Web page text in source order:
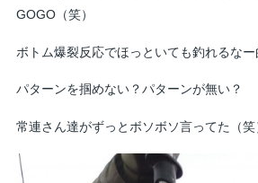
GOGO（笑）
ボトム爆裂反応でほっといても釣れるな
パターンを掴めない？パターンが無い？
常連さん達がずっとボソボソ言ってた（笑